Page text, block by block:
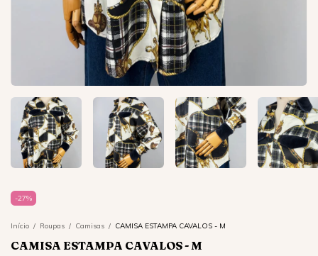
-27%
Início / Roupas / Camisas / CAMISA ESTAMPA CAVALOS - M
CAMISA ESTAMPA CAVALOS - M